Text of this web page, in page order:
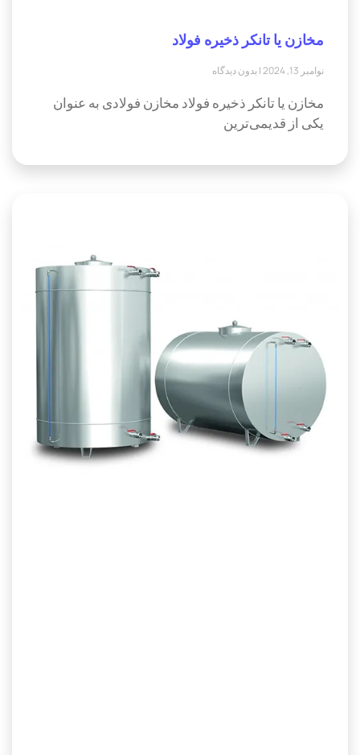
مخازن یا تانکر ذخیره فولاد
نوامبر 13, 2024 بدون دیدگاه
مخازن یا تانکر ذخیره فولاد مخازن فولادی به عنوان
یکی از قدیمی‌ترین